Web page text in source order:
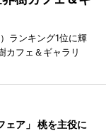
ランキング1位に輝
カフェ＆ギャラリ
ェア」 桃を主役に